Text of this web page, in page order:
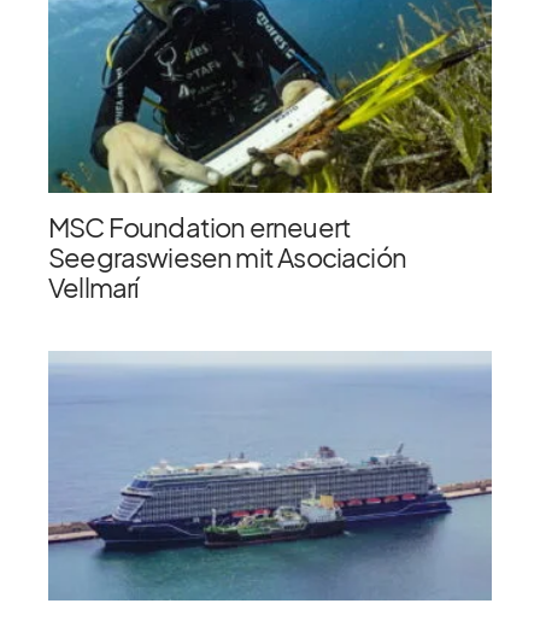
MSC Foundation erneuert
Seegraswiesen mit Asociación
Vellmarí